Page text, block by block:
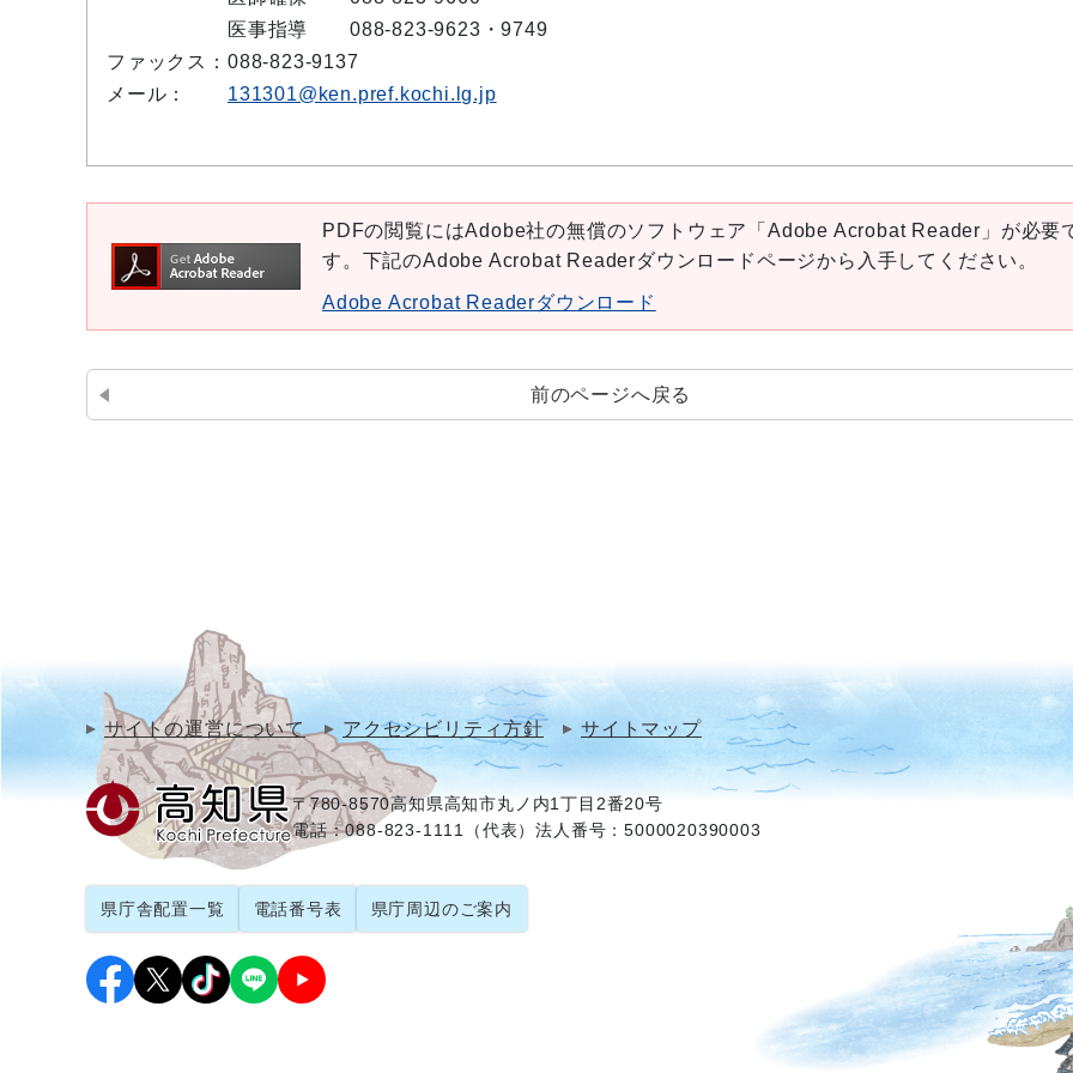
医事指導
088-823-9623・9749
ファックス： 088-823-9137
メール：
131301@ken.pref.kochi.lg.jp
PDFの閲覧にはAdobe社の無償のソフトウェア「Adobe Acrobat Reader」が必要
す。下記のAdobe Acrobat Readerダウンロードページから入手してください。
Adobe Acrobat Readerダウンロード
前のページへ戻る
サイトの運営について アクセシビリティ方針 サイトマップ
〒780-8570高知県高知市丸ノ内1丁目2番20号
電話：088-823-1111（代表）法人番号：5000020390003
県庁舎配置一覧 電話番号表 県庁周辺のご案内